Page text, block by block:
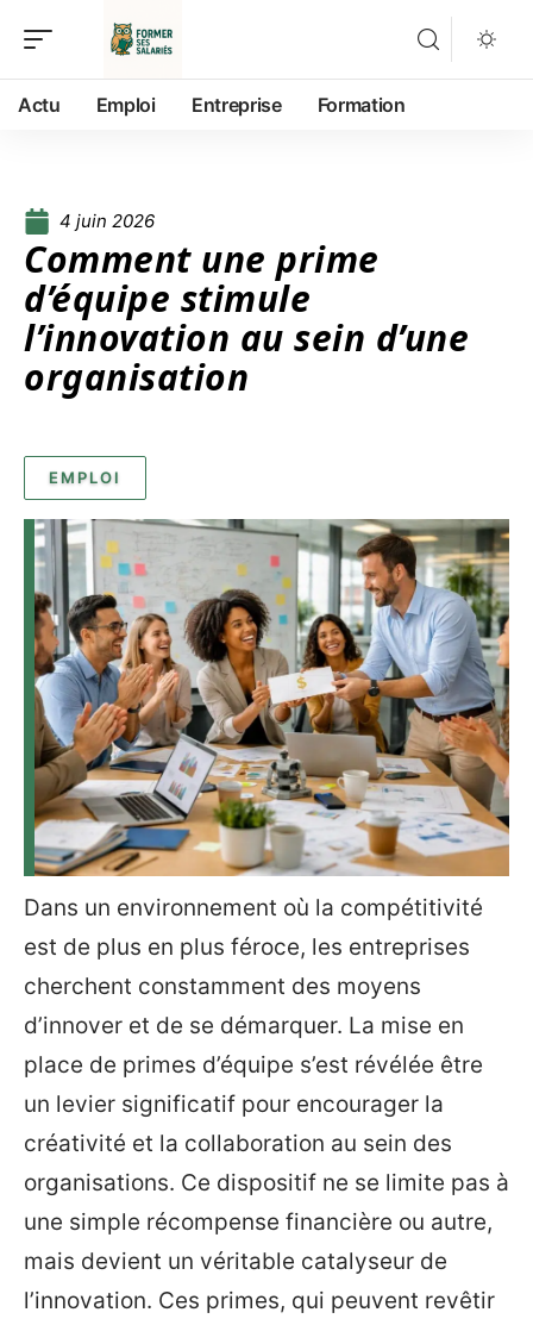
Actu Emploi Entreprise Formation
4 juin 2026
Comment une prime
d’équipe stimule
l’innovation au sein d’une
organisation
EMPLOI
Dans un environnement où la compétitivité
est de plus en plus féroce, les entreprises
cherchent constamment des moyens
d’innover et de se démarquer. La mise en
place de primes d’équipe s’est révélée être
un levier significatif pour encourager la
créativité et la collaboration au sein des
organisations. Ce dispositif ne se limite pas à
une simple récompense financière ou autre,
mais devient un véritable catalyseur de
l’innovation. Ces primes, qui peuvent revêtir